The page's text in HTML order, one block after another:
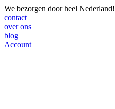
We bezorgen door heel Nederland!
contact
over ons
blog
Account